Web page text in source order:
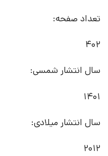
تعداد صفحه:
402
سال انتشار شمسی:
1401
سال انتشار میلادی:
2012